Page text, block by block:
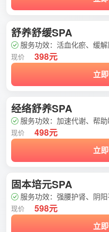
舒养舒缓SPA
服务功效：活血化瘀、缓
现价 398元
立
经络舒养SPA
服务功效：加速代谢、帮
现价 498元
立
固本培元SPA
服务功效：强腰护肾、阴
现价 598元
立